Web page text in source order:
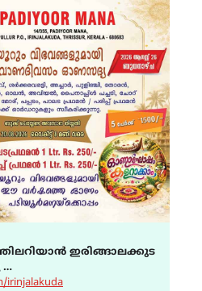
ഇരിങ്ങാലക്കുട
irinjalakuda